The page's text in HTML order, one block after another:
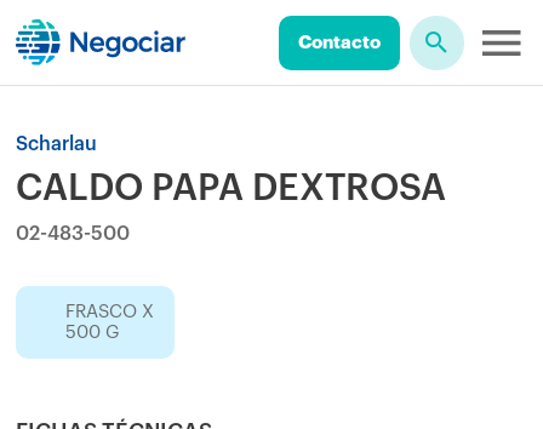
Contacto
Scharlau
CALDO PAPA DEXTROSA
02-483-500
FRASCO X
500 G